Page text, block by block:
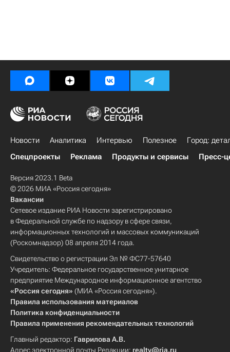
Новости Аналитика Интервью Полезное
Город:
Спецпроекты
Реклама Продукты и сервисы Пресс-
Версия 2023.1 Beta
© 2026 МИА «Россия сегодня»
Вакансии
Сетевое издание РИА Новости зарегистрировано
в Федеральной службе по надзору в сфере связи,
информационных технологий и массовых коммуникаций
(Роскомнадзор) 08 апреля 2014 года.
Свидетельство о регистрации Эл № ФС77-57640
Учредитель: Федеральное государственное унитарное
предприятие Международное информационное агентство
«Россия сегодня» (МИА «Россия сегодня»).
Правила использования материалов
Политика конфиденциальности
Правила применения рекомендательных технологий
Главный редактор: Гаврилова А.В.
Адрес электронной почты Редакции: realty@ria.ru